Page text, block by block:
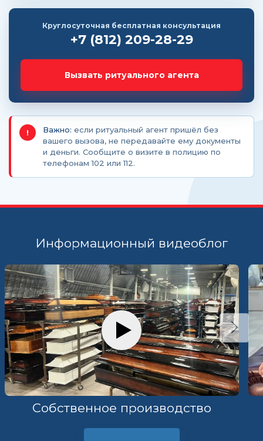
Круглосуточная бесплатная консультация
+7 (812) 209-28-29
Вызвать ритуального агента
! Важно: если ритуальный агент пришёл без
вашего вызова, не передавайте ему документы
и деньги. Сообщите о визите в полицию по
телефонам 102 или 112.
Информационный видеоблог
Собственное производство